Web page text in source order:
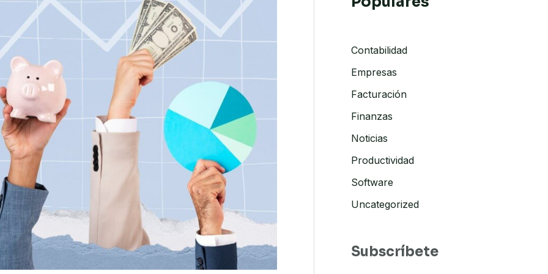
Contabilidad
Empresas
Facturación
Finanzas
Noticias
Productividad
Software
Uncategorized
Subscríbete